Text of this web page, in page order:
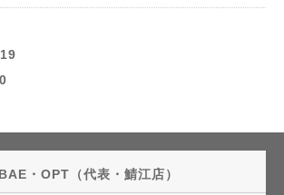
・OPT（代表・鯖江店）